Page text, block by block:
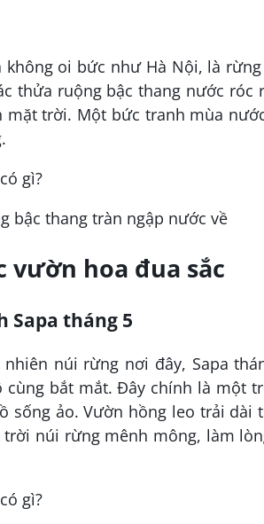
không oi bức như Hà Nội, là
thửa ruộng bậc thang nước róc
trời. Một bức tranh mùa
bậc thang tràn ngập nước về
vườn hoa đua sắc
Sapa tháng 5
núi rừng nơi đây, Sapa
bắt mắt. Đây chính là một
sống ảo. Vườn hồng leo trải dài
núi rừng mênh mông, làm